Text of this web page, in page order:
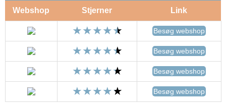
Webshop Stjerner Link
Besøg webshop
Besøg webshop
Besøg webshop
Besøg webshop